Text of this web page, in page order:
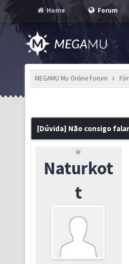
Home Forum
MEGAMU Mu Online Forum
[Dúvida] Não consigo
Naturkot
t